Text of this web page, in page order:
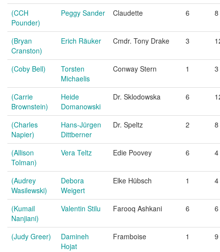
(CCH
Pounder)
Peggy Sander Claudette 6 8
(Bryan
Cranston)
Erich Räuker Cmdr. Tony Drake 3
(Coby Bell)
Torsten
Michaelis
Conway Stern 1 3
(Carrie
Brownstein)
Heide
Domanowski
Dr. Sklodowska 6
(Charles
Napier)
Hans-Jürgen
Dittberner
Dr. Speltz 2 8
(Allison
Tolman)
Vera Teltz Edie Poovey 6 4
(Audrey
Wasilewski)
Debora
Weigert
Elke Hübsch 1 4
(Kumail
Nanjiani)
Valentin Stilu Farooq Ashkani 6 6
(Judy Greer)
Damineh
Hojat
Framboise 1 9